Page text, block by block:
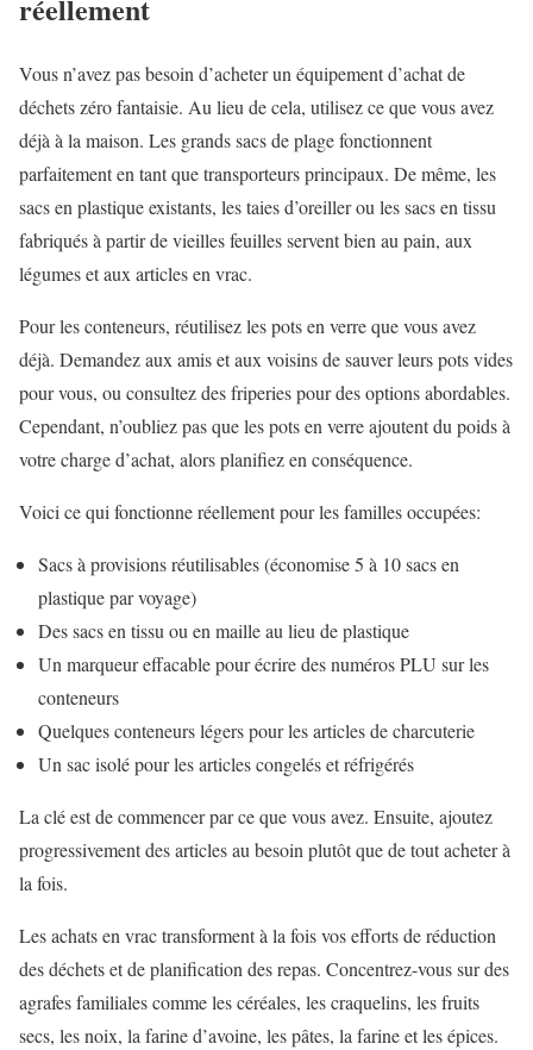
réellement
Vous n’avez pas besoin d’acheter un équipement d’achat de
déchets zéro fantaisie. Au lieu de cela, utilisez ce que vous avez
déjà à la maison. Les grands sacs de plage fonctionnent
parfaitement en tant que transporteurs principaux. De même, les
sacs en plastique existants, les taies d’oreiller ou les sacs en tissu
fabriqués à partir de vieilles feuilles servent bien au pain, aux
légumes et aux articles en vrac.
Pour les conteneurs, réutilisez les pots en verre que vous avez
déjà. Demandez aux amis et aux voisins de sauver leurs pots vides
pour vous, ou consultez des friperies pour des options abordables.
Cependant, n’oubliez pas que les pots en verre ajoutent du poids à
votre charge d’achat, alors planifiez en conséquence.
Voici ce qui fonctionne réellement pour les familles occupées:
Sacs à provisions réutilisables (économise 5 à 10 sacs en
plastique par voyage)
Des sacs en tissu ou en maille au lieu de plastique
Un marqueur effacable pour écrire des numéros PLU sur les
conteneurs
Quelques conteneurs légers pour les articles de charcuterie
Un sac isolé pour les articles congelés et réfrigérés
La clé est de commencer par ce que vous avez. Ensuite, ajoutez
progressivement des articles au besoin plutôt que de tout acheter à
la fois.
Les achats en vrac transforment à la fois vos efforts de réduction
des déchets et de planification des repas. Concentrez-vous sur des
agrafes familiales comme les céréales, les craquelins, les fruits
secs, les noix, la farine d’avoine, les pâtes, la farine et les épices.